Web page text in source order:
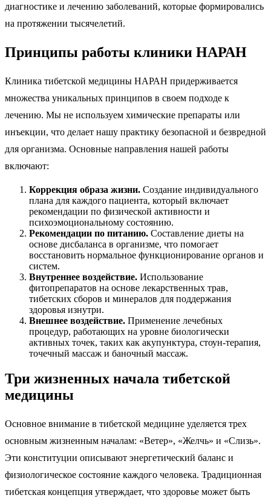
диагностике и лечению заболеваний, которые формировались
на протяжении тысячелетий.
Принципы работы клиники НАРАН
Клиника тибетской медицины НАРАН придерживается
множества уникальных принципов в своем подходе к
лечению. Мы не используем химические препараты или
инъекции, что делает нашу практику безопасной и безвредной
для организма. Основные направления нашей работы
включают:
Коррекция образа жизни. Создание индивидуального
плана для каждого пациента, который включает
рекомендации по физической активности и
психоэмоциональному состоянию.
Рекомендации по питанию. Составление диеты на
основе дисбаланса в организме, что помогает
восстановить нормальное функционирование органов и
систем.
Внутреннее воздействие. Использование
фитопрепаратов на основе лекарственных трав,
тибетских сборов и минералов для поддержания
здоровья изнутри.
Внешнее воздействие. Применение лечебных
процедур, работающих на уровне биологически
активных точек, таких как акупунктура, стоун-терапия,
точечный массаж и баночный массаж.
Три жизненных начала тибетской
медицины
Основное внимание в тибетской медицине уделяется трех
основным жизненным началам: «Ветер», «Желчь» и «Слизь».
Эти конституции описывают энергетический баланс и
физиологическое состояние каждого человека. Традиционная
тибетская концепция утверждает, что здоровье может быть